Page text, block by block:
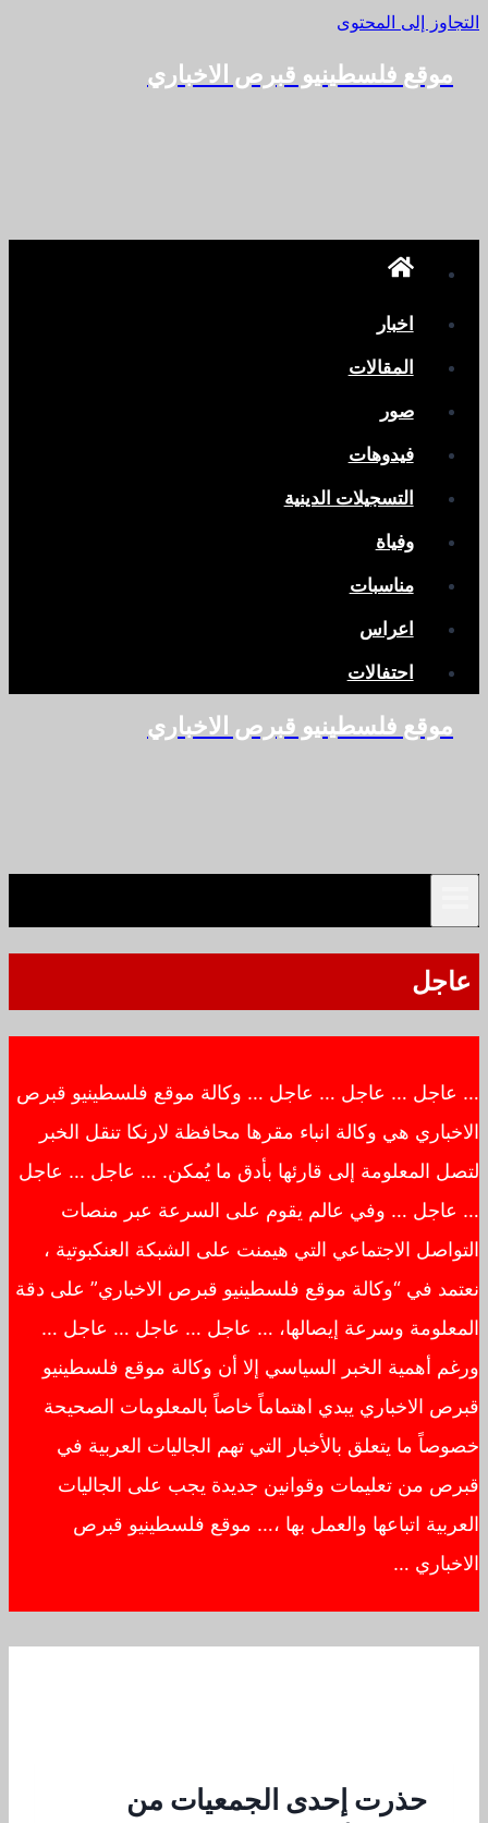
التجاوز إلى المحتوى
موقع فلسطينيو قبرص الاخباري
اخبار
المقالات
صور
فيدوهات
التسجيلات الدينية
وفياة
مناسبات
اعراس
احتفالات
موقع فلسطينيو قبرص الاخباري
عاجل
… عاجل … عاجل … عاجل … وكالة موقع فلسطينيو قبرص
الاخباري هي وكالة انباء مقرها محافظة لارنكا تنقل الخبر
لتصل المعلومة إلى قارئها بأدق ما يُمكن. … عاجل … عاجل
… عاجل … وفي عالم يقوم على السرعة عبر منصات
التواصل الاجتماعي التي هيمنت على الشبكة العنكبوتية ،
نعتمد في “وكالة موقع فلسطينيو قبرص الاخباري” على دقة
المعلومة وسرعة إيصالها، … عاجل … عاجل … عاجل …
ورغم أهمية الخبر السياسي إلا أن وكالة موقع فلسطينيو
قبرص الاخباري يبدي اهتماماً خاصاً بالمعلومات الصحيحة
خصوصاً ما يتعلق بالأخبار التي تهم الجاليات العربية في
قبرص من تعليمات وقوانين جديدة يجب على الجاليات
العربية اتباعها والعمل بها ،… موقع فلسطينيو قبرص
الاخباري …
حذرت إحدى الجمعيات من